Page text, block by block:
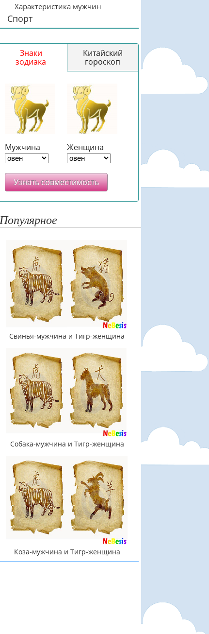
Характеристика мужчин
Спорт
Знаки
зодиака
Китайский
гороскоп
Мужчина Женщина
Узнать совместимость
Популярное
Свинья-мужчина и Тигр-женщина
Собака-мужчина и Тигр-женщина
Коза-мужчина и Тигр-женщина